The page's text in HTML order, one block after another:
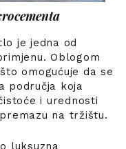
je jedna od
Oblogom
omogućuje da se
područja koja
i urednosti
na tržištu.